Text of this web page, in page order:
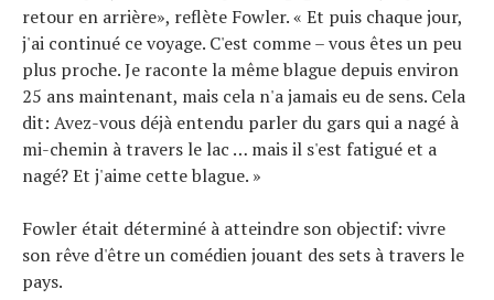
retour en arrière», reflète Fowler. « Et puis chaque jour,
j'ai continué ce voyage. C'est comme – vous êtes un peu
plus proche. Je raconte la même blague depuis environ
25 ans maintenant, mais cela n'a jamais eu de sens. Cela
dit: Avez-vous déjà entendu parler du gars qui a nagé à
mi-chemin à travers le lac … mais il s'est fatigué et a
nagé? Et j'aime cette blague. »
Fowler était déterminé à atteindre son objectif: vivre
son rêve d'être un comédien jouant des sets à travers le
pays.